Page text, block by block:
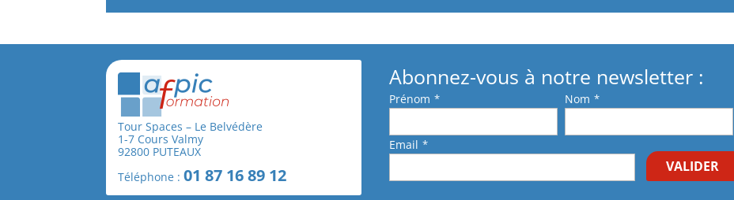
Tour Spaces – Le Belvédère
1-7 Cours Valmy
92800 PUTEAUX
Téléphone :01 87 16 89 12
Abonnez-vous à notre newsletter :
Prénom * Nom *
Email *
VALIDER